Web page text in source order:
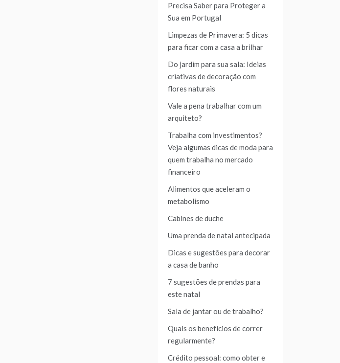
Precisa Saber para Proteger a
Sua em Portugal
Limpezas de Primavera: 5 dicas
para ficar com a casa a brilhar
Do jardim para sua sala: Ideias
criativas de decoração com
flores naturais
Vale a pena trabalhar com um
arquiteto?
Trabalha com investimentos?
Veja algumas dicas de moda para
quem trabalha no mercado
financeiro
Alimentos que aceleram o
metabolismo
Cabines de duche
Uma prenda de natal antecipada
Dicas e sugestões para decorar
a casa de banho
7 sugestões de prendas para
este natal
Sala de jantar ou de trabalho?
Quais os benefícios de correr
regularmente?
Crédito pessoal: como obter e